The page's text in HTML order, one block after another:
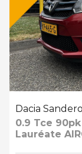
Dacia Sandero
0.9 Tce 90pk
Lauréate